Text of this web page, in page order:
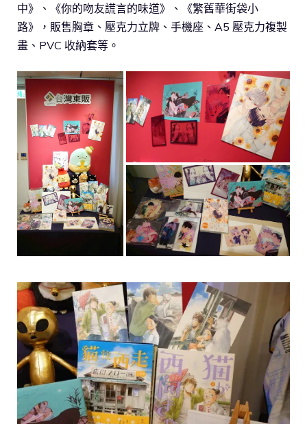
中》、《你的吻友謊言的味道》、《繁舊華街袋小
路》，販售胸章、壓克力立牌、手機座、A5 壓克力複製
畫、PVC 收納套等。